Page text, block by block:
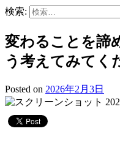
検索:
変わることを諦
う考えてみてく
Posted on 2026年2月3日